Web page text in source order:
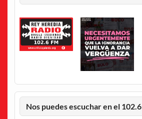
Nos puedes escuchar en el